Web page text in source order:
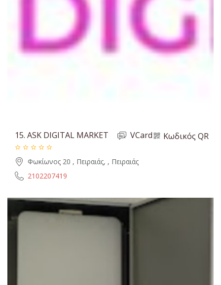
15. ASK DIGITAL MARKET Κωδικός QR
VCard
Φωκίωνος 20 , Πειραιάς, , Πειραιάς
2102207419